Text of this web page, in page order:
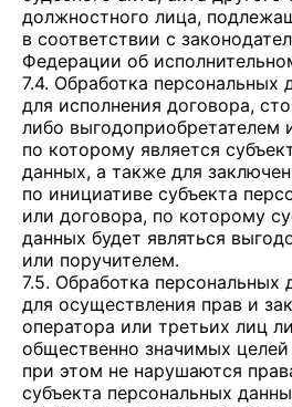
должностного лица,
в соответствии с
Федерации об
7.4. Обработка персональных
для исполнения договора,
либо выгодоприобретателем
по которому является
данных, а также для
по инициативе субъекта
или договора, по которому
данных будет являться
или поручителем.
7.5. Обработка персональных
для осуществления прав и
оператора или третьих лиц
общественно значимых
при этом не нарушаются
субъекта персональных